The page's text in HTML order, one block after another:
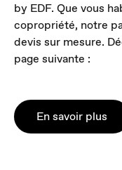
by EDF. Que vous
copropriété, notre
devis sur mesure.
page suivante :
En savoir plus